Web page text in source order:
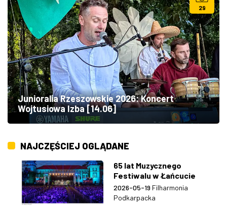
29
Junioralia Rzeszowskie 2026: Koncert
Wojtusiowa Izba [14.06]
NAJCZĘŚCIEJ OGLĄDANE
65 lat Muzycznego
Festiwalu w Łańcucie
2026-05-19 Filharmonia
Podkarpacka